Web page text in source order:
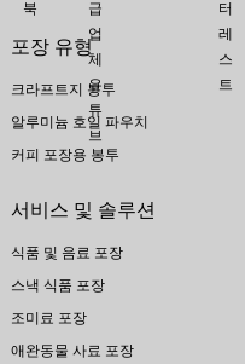
포장 유형
크라프트지 봉투
알루미늄 호일 파우치
커피 포장용 봉투
서비스 및 솔루션
식품 및 음료 포장
스낵 식품 포장
조미료 포장
애완동물 사료 포장